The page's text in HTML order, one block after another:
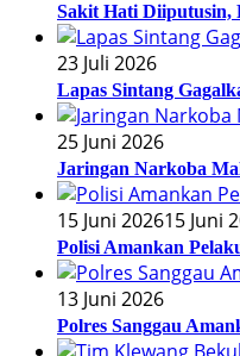
Sakit Hati Diiputusin,
23 Juli 2026
Lapas Sintang
25 Juni 2026
Jaringan Narkoba
15 Juni 202615 Juni
Polisi Amankan
13 Juni 2026
Polres Sanggau